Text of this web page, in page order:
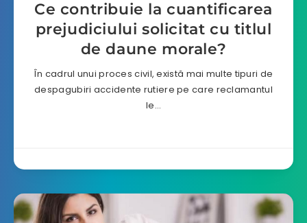
Ce contribuie la cuantificarea
prejudiciului solicitat cu titlul
de daune morale?
În cadrul unui proces civil, există mai multe tipuri de
despagubiri accidente rutiere pe care reclamantul
le…